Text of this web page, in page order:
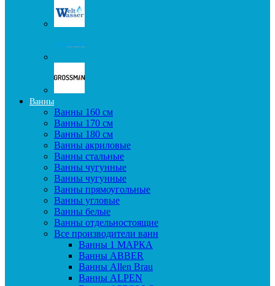
Ванны
Ванны 160 см
Ванны 170 см
Ванны 180 см
Ванны акриловые
Ванны стальные
Ванны чугунные
Ванны чугунные
Ванны прямоугольные
Ванны угловые
Ванны белые
Ванны отдельностоящие
Все производители ванн
Ванны 1 МАРКА
Ванны ABBER
Ванны Allen Brau
Ванны ALPEN